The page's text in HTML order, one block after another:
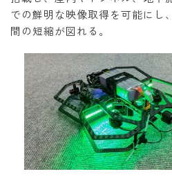
での鮮明な映像取得を可能にし
間の短縮が図れる。